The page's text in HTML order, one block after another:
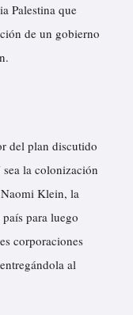
Palestina que
de un gobierno
del plan discutido
la colonización
Klein, la
para luego
corporaciones
al